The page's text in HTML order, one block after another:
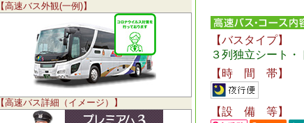
【高速バス外観(一例)】
【高速バス詳細（イメージ）】
【バスタイプ】
３列独立シート・
【時 間 帯】
【設 備 等】